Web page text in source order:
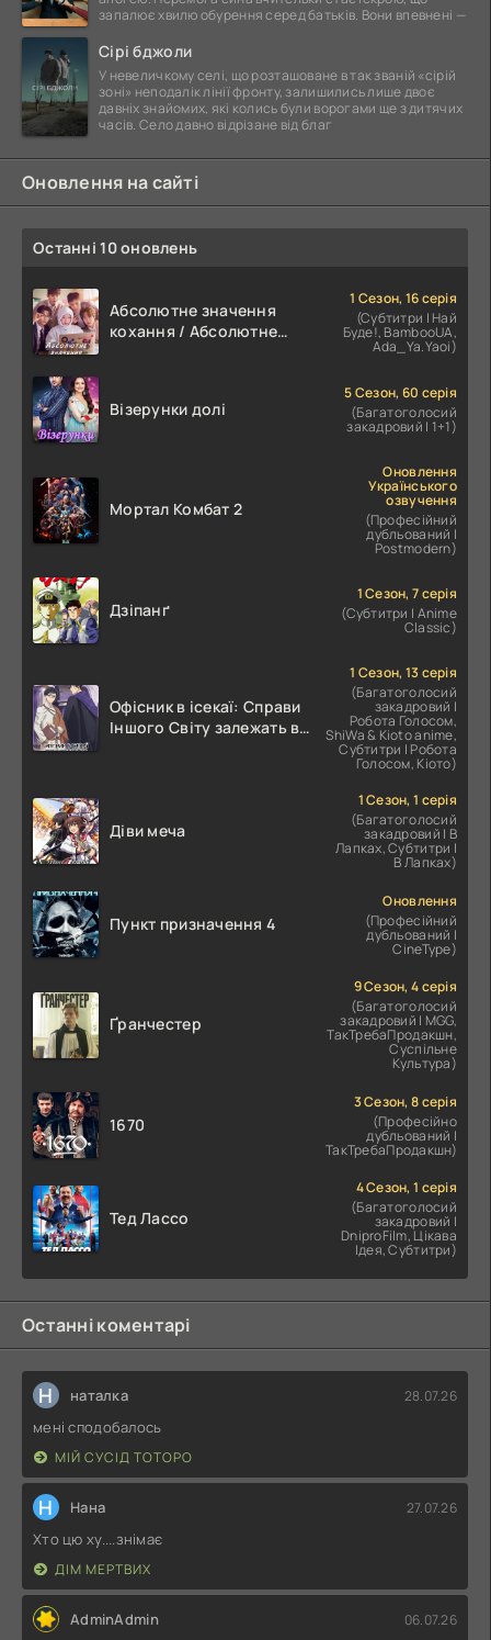
запалює хвилю обурення серед батьків. Вони впевнені —
Сірі бджоли
У невеличкому селі, що розташоване в так званій «сірій
зоні» неподалік лінії фронту, залишились лише двоє
давніх знайомих, які колись були ворогами ще з дитячих
часів. Село давно відрізане від благ
Оновлення на сайті
Останні 10 оновлень
Абсолютне значення
кохання / Абсолютне
1 Сезон, 16 серія
(Субтитри | Най
Буде!, BambooUA,
Ada_Ya.Yaoi)
Візерунки долі
5 Сезон, 60 серія
(Багатоголосий
закадровий | 1+1)
Мортал Комбат 2
Оновлення
Українського
озвучення
(Професійний
дубльований |
Postmodern)
Дзіпанґ
1 Сезон, 7 серія
(Субтитри | Anime
Classic)
Офісник в ісекаї: Справи
Іншого Світу залежать від
1 Сезон, 13 серія
(Багатоголосий
закадровий |
Робота Голосом,
ShiWa & Kioto anime,
Субтитри | Робота
Голосом, Кіото)
Діви меча
1 Сезон, 1 серія
(Багатоголосий
закадровий | В
Лапках, Субтитри |
В Лапках)
Пункт призначення 4
Оновлення
(Професійний
дубльований |
CineType)
Ґранчестер
9 Сезон, 4 серія
(Багатоголосий
закадровий | MGG,
ТакТребаПродакшн,
Суспільне
Культура)
1670
3 Сезон, 8 серія
(Професійно
дубльований |
ТакТребаПродакшн)
Тед Лассо
4 Сезон, 1 серія
(Багатоголосий
закадровий |
DniproFilm, Цікава
Ідея, Субтитри)
Останні коментарі
Н наталка 28.07.26
мені сподобалось
МІЙ СУСІД ТОТОРО
Н Нана 27.07.26
Хто цю ху....знімає
ДІМ МЕРТВИХ
AdminAdmin 06.07.26